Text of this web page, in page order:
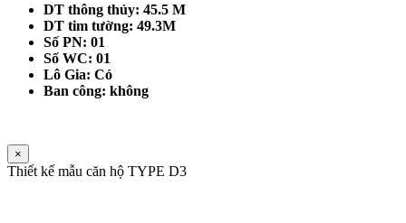
DT thông thủy: 45.5 M
DT tim tường: 49.3M
Số PN: 01
Số WC: 01
Lô Gia: Có
Ban công: không
×
Thiết kế mẫu căn hộ TYPE D3